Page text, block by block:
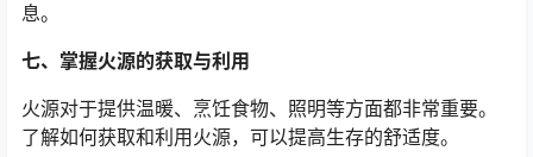
息。
七、掌握火源的获取与利用
火源对于提供温暖、烹饪食物、照明等方面都非常重要。
了解如何获取和利用火源，可以提高生存的舒适度。